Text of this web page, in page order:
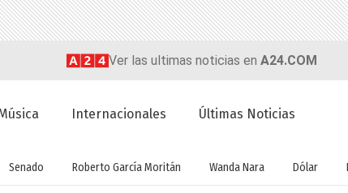
Ver las ultimas noticias en A24.COM
Internacionales Últimas Noticias
Senado Roberto García Moritán Wanda Nara Dólar